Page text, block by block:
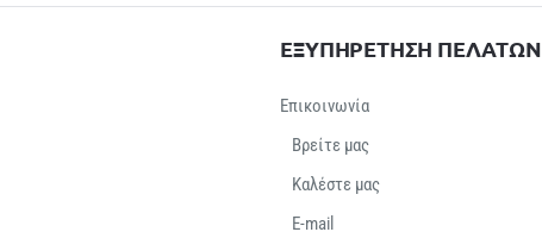
ΕΞΥΠΗΡΕΤΗΣΗ ΠΕΛΑΤΩΝ
Επικοινωνία
Βρείτε μας
Καλέστε μας
E-mail